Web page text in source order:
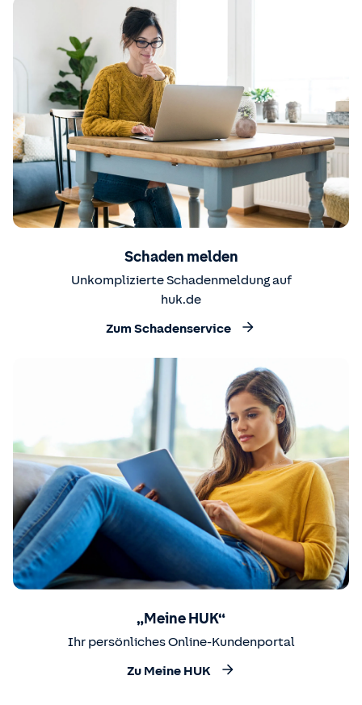
Schaden melden
Unkomplizierte Schadenmeldung auf
huk.de
Zum Schadenservice
„Meine HUK“
Ihr persönliches Online-Kundenportal
Zu Meine HUK